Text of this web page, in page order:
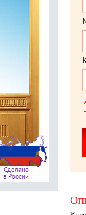
Сделано
в России